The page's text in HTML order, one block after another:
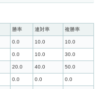
勝率 連対率 複勝率
0.0 10.0 10.0
0.0 10.0 30.0
20.0 40.0 50.0
0.0 0.0 0.0